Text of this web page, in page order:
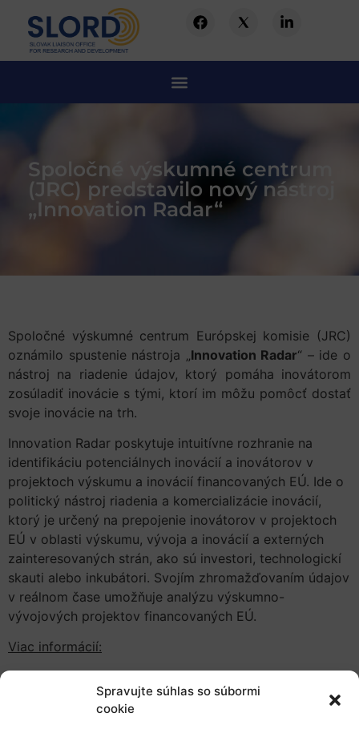
Spravujte súhlas so súbormi
cookie
Spoločné výskumné centrum
(JRC) predstavilo nový nástroj
„Innovation Radar“
Spoločné výskumné centrum Európskej komisie (JRC)
oznámilo spustenie nástroja „Innovation Radar“ – ide o
nástroj na riadenie údajov, ktorý pomáha inovátorom
zosúladiť inovácie s tými, ktorí im môžu pomôcť dostať
svoje inovácie na trh.
Innovation Radar poskytuje intuitívne rozhranie na
identifikáciu potenciálnych inovácií a inovátorov v
projektoch výskumu a inovácií financovaných EÚ. Ide o
politický nástroj riadenia a komercializácie inovácií,
ktorý je určený na prepojenie inovátorov v projektoch
EÚ v oblasti výskumu, vývoja a inovácií a externých
zainteresovaných strán, ako sú investori, technologickí
skauti alebo inkubátori. Svojím zhromažďovaním údajov
v reálnom čase umožňuje analýzu výskumno-
vývojových projektov financovaných EÚ.
Viac informácií:
Innovation Radar